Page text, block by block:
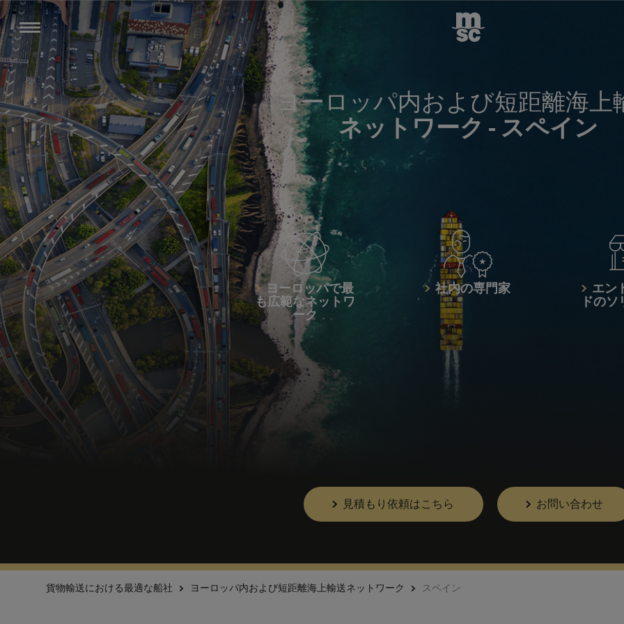
ヨーロッパ内および短距離海上
ネットワーク - スペイン
ヨーロッパで最
も広範なネットワ
ーク
社内の専門家
エン
ドの
見積もり依頼はこちら お問い合わせ
貨物輸送における最適な船社 ヨーロッパ内および短距離海上輸送ネットワーク スペイン